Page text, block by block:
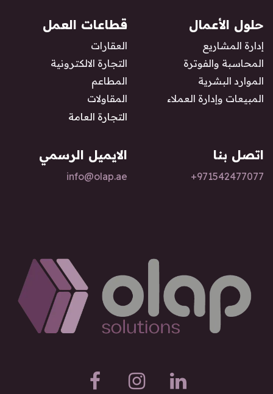
حلول الأعمال
إدارة المشاريع
المحاسبة والفوترة
الموارد البشرية
المبيعات وإدارة العملاء
قطاعات العمل
العقارات
التجارة الالكترونية
المطاعم
المقاولات
التجارة العامة
اتصل بنا
+971542477077
الايميل الرسمي
info@olap.ae